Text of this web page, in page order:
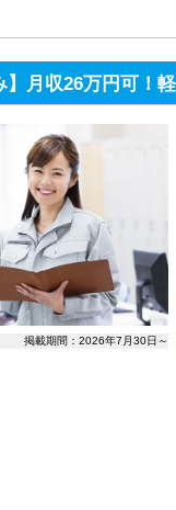
】月収26万円可
掲載期間：2026年7月30日～